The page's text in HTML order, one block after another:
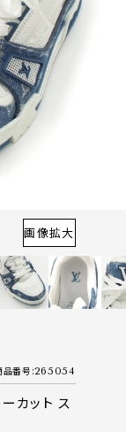
画像拡大
品番号 265054
カット ス